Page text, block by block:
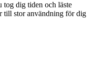
tog dig tiden och läste
till stor användning för dig